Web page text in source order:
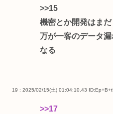
>>15
機密とか開発はま
万が一客のデータ
なる
19 : 2025/02/15(土) 01:04:10.43
>>17